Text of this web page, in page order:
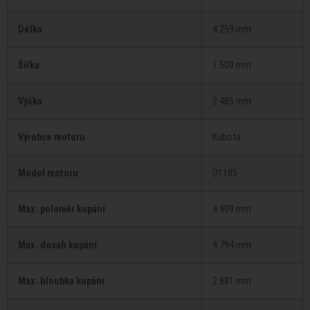
Délka 4 259 mm
Šířka 1 500 mm
Výška 2 485 mm
Výrobce motoru Kubota
Model motoru D1105
Max. poloměr kopání 4 909 mm
Max. dosah kopání 4 794 mm
Max. hloubka kopání 2 881 mm